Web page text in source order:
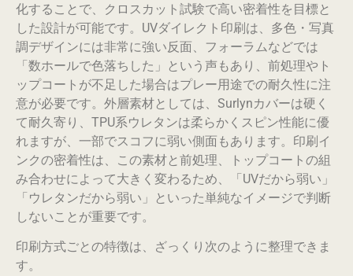
化することで、クロスカット試験で高い密着性を目標と
した設計が可能です。UVダイレクト印刷は、多色・写真
調デザインには非常に強い反面、フォーラムなどでは
「数ホールで色落ちした」という声もあり、前処理やト
ップコートが不足した場合はプレー用途での耐久性に注
意が必要です。外層素材としては、Surlynカバーは硬く
て耐久寄り、TPU系ウレタンは柔らかくスピン性能に優
れますが、一部でスコフに弱い側面もあります。印刷イ
ンクの密着性は、この素材と前処理、トップコートの組
み合わせによって大きく変わるため、「UVだから弱い」
「ウレタンだから弱い」といった単純なイメージで判断
しないことが重要です。
印刷方式ごとの特徴は、ざっくり次のように整理できま
す。